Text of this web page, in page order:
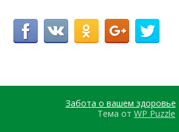
Забота о вашем здоровье
Тема от WP Puzzle